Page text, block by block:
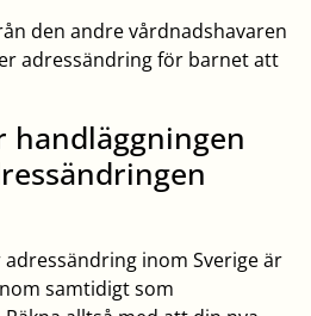
den andre vårdnadshavaren
adressändring för barnet att
handläggningen
inom Sverige är
samtidigt som